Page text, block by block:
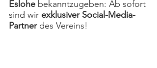
Eslohe bekanntzugeben: Ab sofort
sind wir exklusiver Social-Media-
Partner des Vereins!